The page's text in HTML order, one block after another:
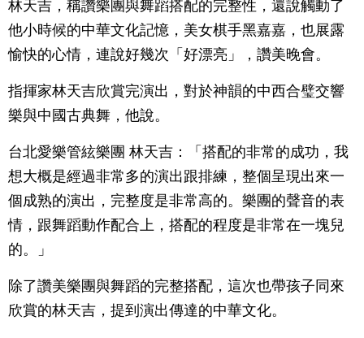
林天吉，稱讚樂團與舞蹈搭配的完整性，還說觸動了
他小時候的中華文化記憶，美女棋手黑嘉嘉，也展露
愉快的心情，連說好幾次「好漂亮」，讚美晚會。
指揮家林天吉欣賞完演出，對於神韻的中西合璧交響
樂與中國古典舞，他說。
台北愛樂管絃樂團 林天吉：「搭配的非常的成功，我
想大概是經過非常多的演出跟排練，整個呈現出來一
個成熟的演出，完整度是非常高的。樂團的聲音的表
情，跟舞蹈動作配合上，搭配的程度是非常在一塊兒
的。」
除了讚美樂團與舞蹈的完整搭配，這次也帶孩子同來
欣賞的林天吉，提到演出傳達的中華文化。